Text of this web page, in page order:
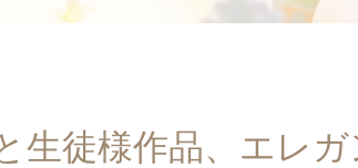
生徒様作品、エレ